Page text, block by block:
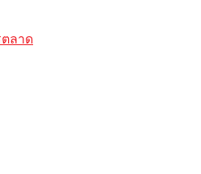
ตลาด